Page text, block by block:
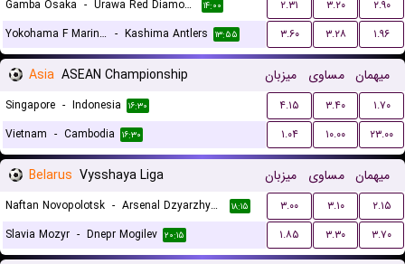
Gamba Osaka - Urawa Red Diamonds ۱۴:۰۰ ۲.۳۱ ۳.۲۰
۲.۹۰
Yokohama F Marinos - Kashima Antlers ۱۳:۵۵ ۳.۶۰ ۳.۲۸ ۱.۹۶
Asia ASEAN Championship میزبان مساوی میهمان
Singapore - Indonesia ۱۶:۳۰ ۴.۱۵ ۳.۴۰
۱.۷۰
Vietnam - Cambodia ۱۶:۳۰ ۱.۰۴ ۱۰.۰۰ ۲۳.۰۰
Belarus Vysshaya Liga میزبان مساوی میهمان
Naftan Novopolotsk - Arsenal Dzyarzhynsk ۱۸:۱۵ ۳.۰۰ ۳.۱۰
۲.۱۵
Slavia Mozyr - Dnepr Mogilev ۲۰:۱۵ ۱.۸۵ ۳.۳۰ ۳.۷۰